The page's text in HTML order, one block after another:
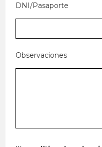
DNI/Pasaporte
Observaciones